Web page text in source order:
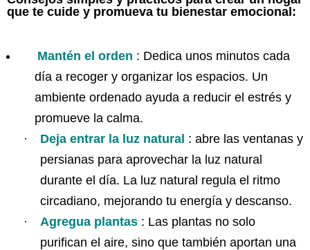
que te cuide y promueva tu bienestar emocional:
Mantén el orden : Dedica unos minutos cada
día a recoger y organizar los espacios. Un
ambiente ordenado ayuda a reducir el estrés y
promueve la calma.
·
Deja entrar la luz natural : abre las ventanas y
persianas para aprovechar la luz natural
durante el día. La luz natural regula el ritmo
circadiano, mejorando tu energía y descanso.
·
Agregua plantas : Las plantas no solo
purifican el aire, sino que también aportan una